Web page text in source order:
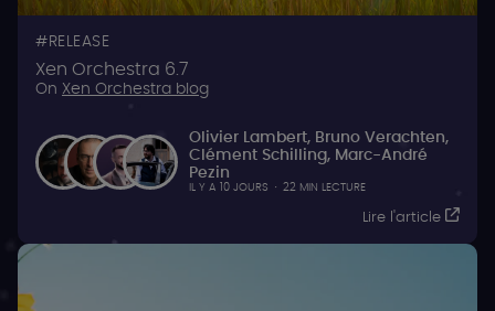
RELEASE
Xen Orchestra 6.7
On Xen Orchestra blog
Olivier Lambert, Bruno Verachten,
Clément Schilling, Marc-André
Pezin
IL Y A 10 JOURS · 22 MIN LECTURE
Lire l'article